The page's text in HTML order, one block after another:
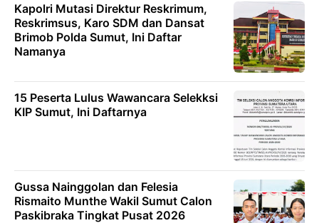
Kapolri Mutasi Direktur Reskrimum,
Reskrimsus, Karo SDM dan Dansat
Brimob Polda Sumut, Ini Daftar
Namanya
15 Peserta Lulus Wawancara Selekksi
KIP Sumut, Ini Daftarnya
Gussa Nainggolan dan Felesia
Rismaito Munthe Wakil Sumut Calon
Paskibraka Tingkat Pusat 2026